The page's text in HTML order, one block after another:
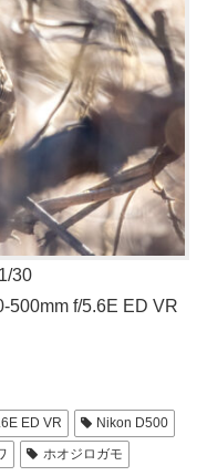
30
500mm f/5.6E ED VR
ED VR
Nikon D500
ホオジロガモ